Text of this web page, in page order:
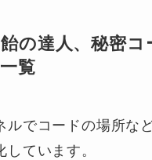
の達人、秘密コ
覧
ルでコードの場所な
しています。